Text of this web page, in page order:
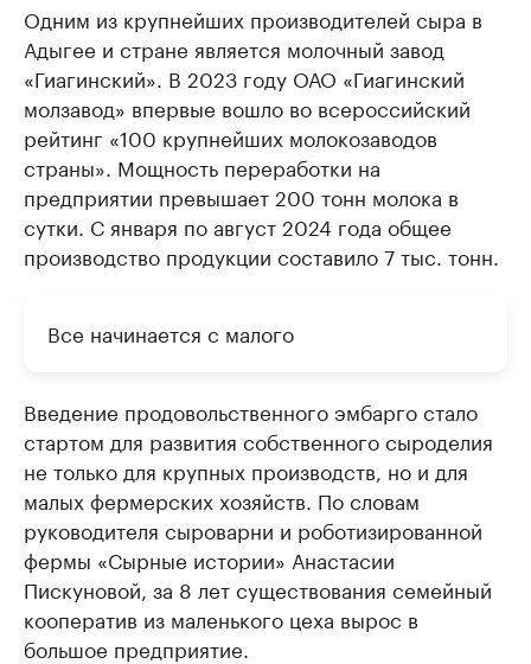
Одним из крупнейших производителей сыра в
Адыгее и стране является молочный завод
«Гиагинский». В 2023 году ОАО «Гиагинский
молзавод» впервые вошло во всероссийский
рейтинг «100 крупнейших молокозаводов
страны». Мощность переработки на
предприятии превышает 200 тонн молока в
сутки. С января по август 2024 года общее
производство продукции составило 7 тыс. тонн.
Все начинается с малого
Введение продовольственного эмбарго стало
стартом для развития собственного сыроделия
не только для крупных производств, но и для
малых фермерских хозяйств. По словам
руководителя сыроварни и роботизированной
фермы «Сырные истории» Анастасии
Пискуновой, за 8 лет существования семейный
кооператив из маленького цеха вырос в
большое предприятие.